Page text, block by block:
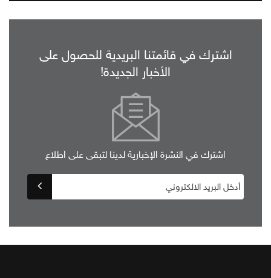
اشترك في قائمتنا البريدية للحصول على
الأخبار الجديدة!
اشترك في النشرة الإخبارية لدينا لتبقى على اطلاع